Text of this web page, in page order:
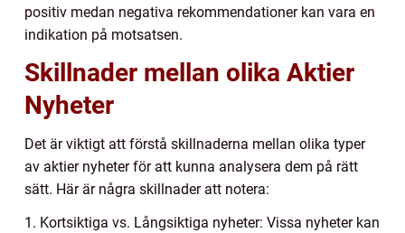
positiv medan negativa rekommendationer kan vara en
indikation på motsatsen.
Skillnader mellan olika Aktier
Nyheter
Det är viktigt att förstå skillnaderna mellan olika typer
av aktier nyheter för att kunna analysera dem på rätt
sätt. Här är några skillnader att notera:
1. Kortsiktiga vs. Långsiktiga nyheter: Vissa nyheter kan